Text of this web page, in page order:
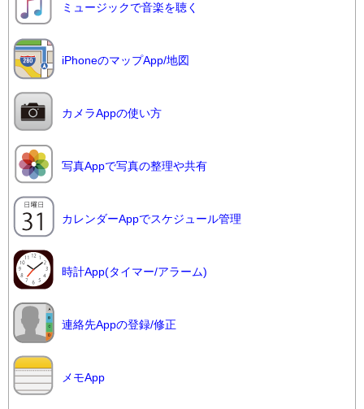
ミュージックで音楽を聴く
iPhoneのマップApp/地図
カメラAppの使い方
写真Appで写真の整理や共有
カレンダーAppでスケジュール管理
時計App(タイマー/アラーム)
連絡先Appの登録/修正
メモApp